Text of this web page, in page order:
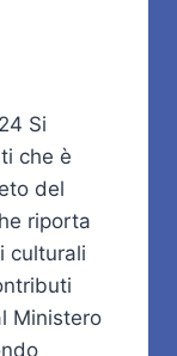
Si
che è
del
riporta
culturali
Ministero